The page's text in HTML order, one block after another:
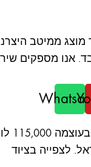
ממיטב
שירות 24/7 לציוד
לצפייה בציוד